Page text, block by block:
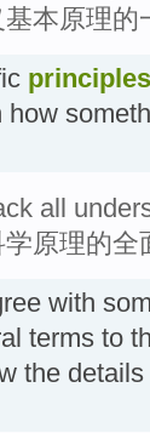
本原理的
principles
all
原理的全
with
terms to
the